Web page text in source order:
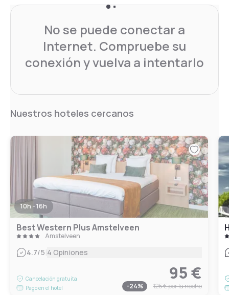
No se puede conectar a
Internet. Compruebe su
conexión y vuelva a intentarlo
Nuestros hoteles cercanos
10h - 16h
Best Western Plus Amstelveen
Amstelveen
4.7/5|4 Opiniones
Cancelación gratuita
Pago en el hotel
95 €
-24% 125 €por la noche